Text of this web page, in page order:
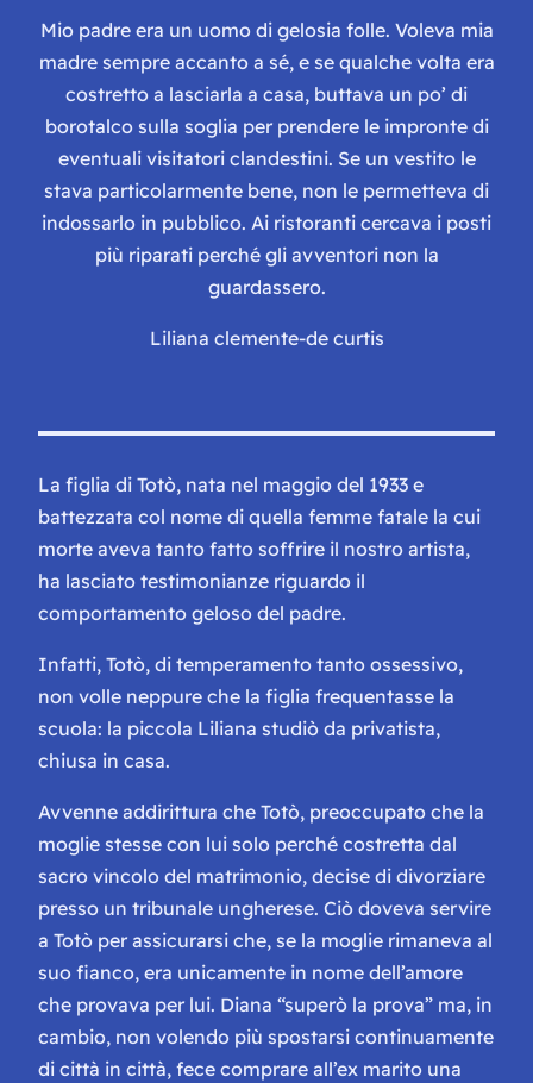
Mio padre era un uomo di gelosia folle. Voleva mia
madre sempre accanto a sé, e se qualche volta era
costretto a lasciarla a casa, buttava un po’ di
borotalco sulla soglia per prendere le impronte di
eventuali visitatori clandestini. Se un vestito le
stava particolarmente bene, non le permetteva di
indossarlo in pubblico. Ai ristoranti cercava i posti
più riparati perché gli avventori non la
guardassero.
Liliana clemente-de curtis
La figlia di Totò, nata nel maggio del 1933 e
battezzata col nome di quella femme fatale la cui
morte aveva tanto fatto soffrire il nostro artista,
ha lasciato testimonianze riguardo il
comportamento geloso del padre.
Infatti, Totò, di temperamento tanto ossessivo,
non volle neppure che la figlia frequentasse la
scuola: la piccola Liliana studiò da privatista,
chiusa in casa.
Avvenne addirittura che Totò, preoccupato che la
moglie stesse con lui solo perché costretta dal
sacro vincolo del matrimonio, decise di divorziare
presso un tribunale ungherese. Ciò doveva servire
a Totò per assicurarsi che, se la moglie rimaneva al
suo fianco, era unicamente in nome dell’amore
che provava per lui. Diana “superò la prova” ma, in
cambio, non volendo più spostarsi continuamente
di città in città, fece comprare all’ex marito una